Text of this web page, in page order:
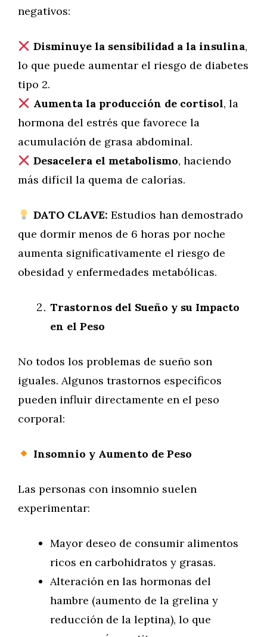
negativos:
Disminuye la sensibilidad a la insulina,
lo que puede aumentar el riesgo de diabetes
tipo 2.
Aumenta la producción de cortisol, la
hormona del estrés que favorece la
acumulación de grasa abdominal.
Desacelera el metabolismo, haciendo
más difícil la quema de calorías.
DATO CLAVE: Estudios han demostrado
que dormir menos de 6 horas por noche
aumenta significativamente el riesgo de
obesidad y enfermedades metabólicas.
Trastornos del Sueño y su Impacto
en el Peso
No todos los problemas de sueño son
iguales. Algunos trastornos específicos
pueden influir directamente en el peso
corporal:
Insomnio y Aumento de Peso
Las personas con insomnio suelen
experimentar:
Mayor deseo de consumir alimentos
ricos en carbohidratos y grasas.
Alteración en las hormonas del
hambre (aumento de la grelina y
reducción de la leptina), lo que